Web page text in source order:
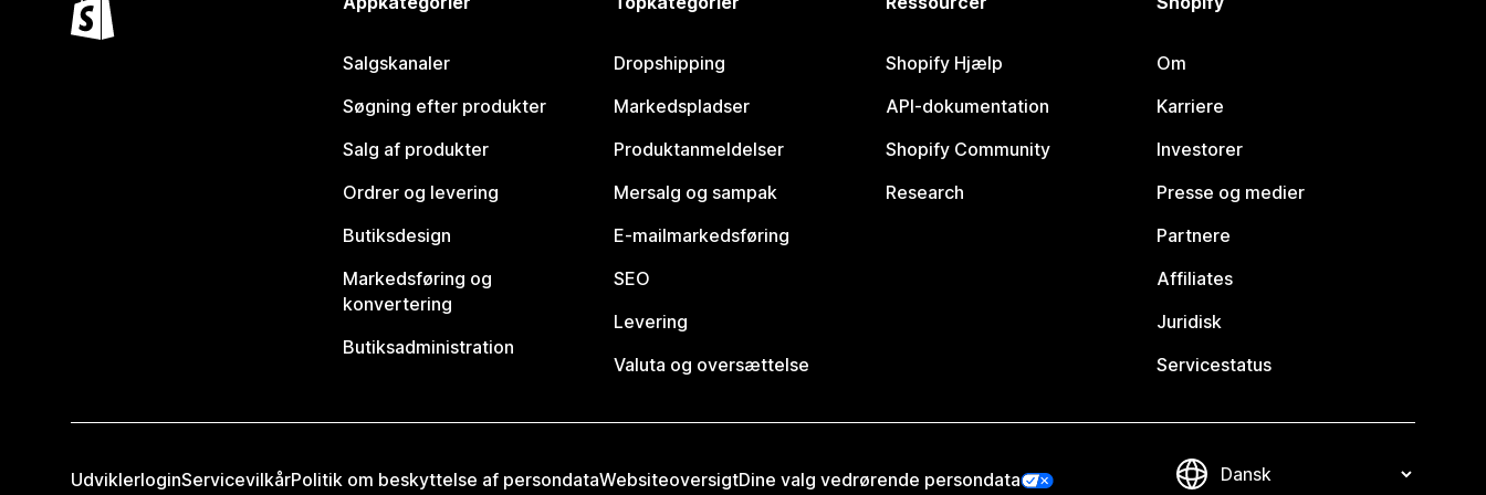
Salgskanaler
Søgning efter produkter
Salg af produkter
Ordrer og levering
Butiksdesign
Markedsføring og
konvertering
Butiksadministration
Dropshipping
Markedspladser
Produktanmeldelser
Mersalg og sampak
E-mailmarkedsføring
SEO
Levering
Valuta og oversættelse
Shopify Hjælp
API-dokumentation
Shopify Community
Research
Om
Karriere
Investorer
Presse og medier
Partnere
Affiliates
Juridisk
Servicestatus
UdviklerloginServicevilkårPolitik om beskyttelse af persondataWebsiteoversigtDine valg vedrørende persondata